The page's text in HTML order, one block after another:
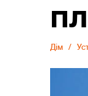
Дiм